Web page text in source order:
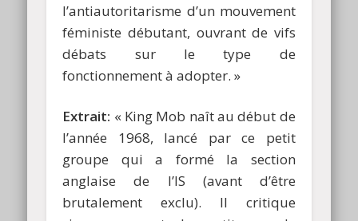
l’antiautoritarisme d’un mouvement
féministe débutant, ouvrant de vifs
débats sur le type de
fonctionnement à adopter. »
Extrait: « King Mob naît au début de
l’année 1968, lancé par ce petit
groupe qui a formé la section
anglaise de l’IS (avant d’être
brutalement exclu). Il critique